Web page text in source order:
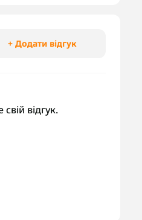
+ Додати відгук
відгук.